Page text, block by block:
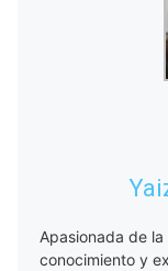
Apasionada de
conocimiento y